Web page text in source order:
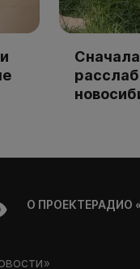
О ПРОЕКТЕРАДИО